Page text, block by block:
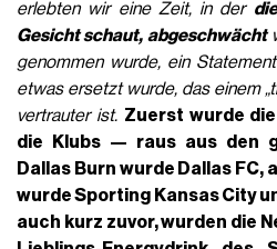
erlebten wir eine Zeit, in der
Gesicht schaut, abgeschwächt
genommen wurde, ein
etwas ersetzt wurde, das einem
vertrauter ist. Zuerst wurde
die Klubs — raus aus den
Dallas Burn wurde Dallas FC,
wurdeSporting Kansas City
auch kurz zuvor, wurden die